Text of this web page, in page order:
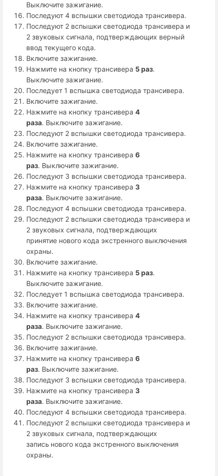
Выключите зажигание.
Последуют 4 вспышки светодиода трансивера.
Последуют 2 вспышки светодиода трансивера и
2 звуковых сигнала, подтверждающих верный
ввод текущего кода.
Включите зажигание.
Нажмите на кнопку трансивера 5 раз.
Выключите зажигание.
Последует 1 вспышка светодиода трансивера.
Включите зажигание.
Нажмите на кнопку трансивера 4
раза. Выключите зажигание.
Последуют 2 вспышки светодиода трансивера.
Включите зажигание.
Нажмите на кнопку трансивера 6
раз. Выключите зажигание.
Последуют 3 вспышки светодиода трансивера.
Нажмите на кнопку трансивера 3
раза. Выключите зажигание.
Последуют 4 вспышки светодиода трансивера.
Последуют 2 вспышки светодиода трансивера и
2 звуковых сигнала, подтверждающих
принятие нового кода экстренного выключения
охраны.
Включите зажигание.
Нажмите на кнопку трансивера 5 раз.
Выключите зажигание.
Последует 1 вспышка светодиода трансивера.
Включите зажигание.
Нажмите на кнопку трансивера 4
раза. Выключите зажигание.
Последуют 2 вспышки светодиода трансивера.
Включите зажигание.
Нажмите на кнопку трансивера 6
раз. Выключите зажигание.
Последуют 3 вспышки светодиода трансивера.
Нажмите на кнопку трансивера 3
раза. Выключите зажигание.
Последуют 4 вспышки светодиода трансивера.
Последуют 2 вспышки светодиода трансивера и
2 звуковых сигнала, подтверждающих
запись нового кода экстренного выключения
охраны.